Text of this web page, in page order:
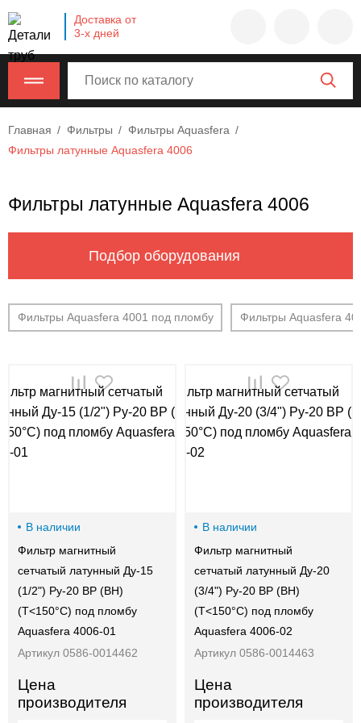
Доставка от
3-х дней
Главная Фильтры
Фильтры Aquasfera
Фильтры латунные Aquasfera 4006
Фильтры латунные Aquasfera 4006
Подбор оборудования
Фильтры Aquasfera 4001 под пломбу Фильтры Aquasfera
В наличии
Фильтр магнитный
сетчатый латунный Ду-15
(1/2") Ру-20 ВР (ВН)
(Т<150°С) под пломбу
Aquasfera 4006-01
Артикул 0586-0014462
Цена
производителя
В наличии
Фильтр магнитный
сетчатый латунный Ду-20
(3/4") Ру-20 ВР (ВН)
(Т<150°С) под пломбу
Aquasfera 4006-02
Артикул 0586-0014463
Цена
производителя
Company
name
Россия
620000,
Москва,
Калужская,
15,
800-
00